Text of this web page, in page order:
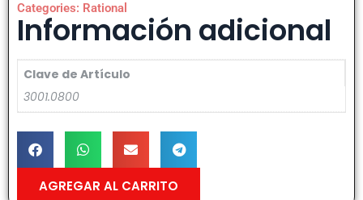
Categories: Rational
Información adicional
Clave de Artículo
3001.0800
AGREGAR AL CARRITO